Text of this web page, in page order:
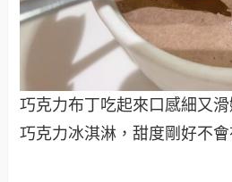
巧克力布丁吃起來口感細又
巧克力冰淇淋，甜度剛好不會